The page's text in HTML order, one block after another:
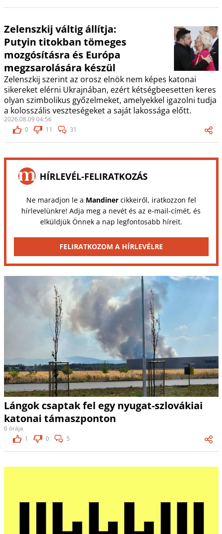
Zelenszkij váltig állítja:
Putyin titokban tömeges
mozgósításra és Európa
megzsarolására készül
Zelenszkij szerint az orosz elnök nem képes katonai
sikereket elérni Ukrajnában, ezért kétségbeesetten keres
olyan szimbolikus győzelmeket, amelyekkel igazolni tudja
a kolosszális veszteségeket a saját lakossága előtt.
2026.08.09 04:56
0
11 31
HÍRLEVÉL-FELIRATKOZÁS
Ne maradjon le a Mandinercikkeiről, iratkozzon fel
hírlevelünkre! Adja meg a nevét és az e-mail-címét, és
elküldjük Önnek a nap legfontosabb híreit.
FELIRATKOZOM A HÍRLEVÉLRE
Lángok csaptak fel egy nyugat-szlovákiai
katonai támaszponton
6 órája
1
0 5